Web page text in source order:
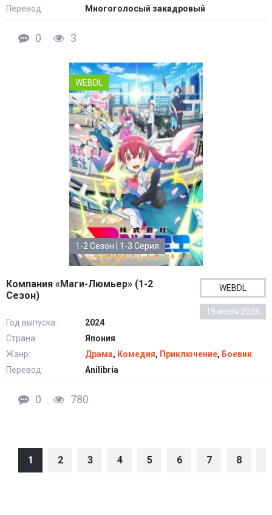
Перевод:
Многоголосый закадровый
0 3
WEBDL
1-2 Сезон | 1-3 Серия
Компания «Маги-Люмьер» (1-2
Сезон)
WEBDL
19 июля 2026
Год выпуска:
2024
Страна:
Япония
Жанр:
Драма, Комедия, Приключение, Боевик
Перевод:
Anilibria
0 780
1 2 3 4 5 6 7 8